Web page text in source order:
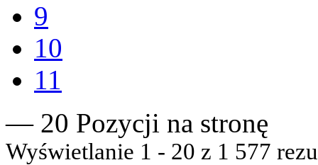
9
10
11
— 20 Pozycji na stronę
Wyświetlanie 1 - 20 z 1 577